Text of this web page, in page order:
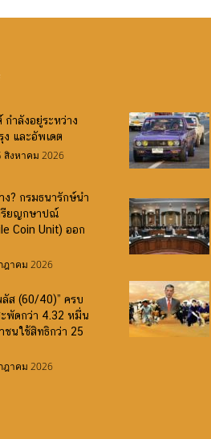
กำลังอยู่ระหว่าง
ง และอัพเดต
สิงหาคม 2026
ง? กรมธนารักษ์นำ
รียญกษาปณ์
Coin Unit) ออก
ฎาคม 2026
ส (60/40)” ครบ
ะพัดกว่า 4.32 หมื่น
ชนใช้สิทธิกว่า 25
ฎาคม 2026